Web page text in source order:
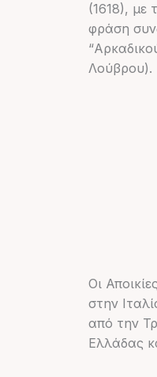
(1618), με
φράση
Λούβρου).
Οι
στην
από την
Ελλάδας